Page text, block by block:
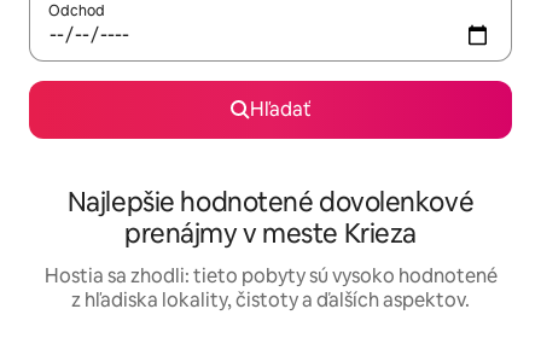
Odchod
Hľadať
Najlepšie hodnotené dovolenkové
prenájmy v meste Krieza
Hostia sa zhodli: tieto pobyty sú vysoko hodnotené
z hľadiska lokality, čistoty a ďalších aspektov.